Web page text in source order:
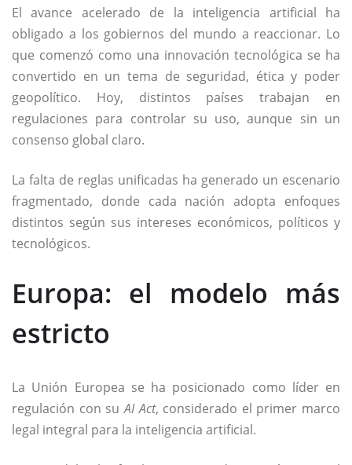
El avance acelerado de la inteligencia artificial ha
obligado a los gobiernos del mundo a reaccionar. Lo
que comenzó como una innovación tecnológica se ha
convertido en un tema de seguridad, ética y poder
geopolítico. Hoy, distintos países trabajan en
regulaciones para controlar su uso, aunque sin un
consenso global claro.
La falta de reglas unificadas ha generado un escenario
fragmentado, donde cada nación adopta enfoques
distintos según sus intereses económicos, políticos y
tecnológicos.
Europa: el modelo más
estricto
La Unión Europea se ha posicionado como líder en
regulación con suAI Act, considerado el primer marco
legal integral para la inteligencia artificial.